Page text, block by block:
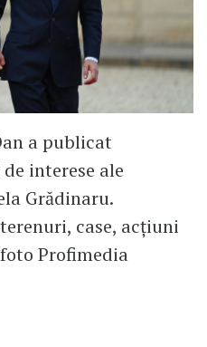
a publicat
interese ale
Grădinaru.
case, acțiuni
Profimedia